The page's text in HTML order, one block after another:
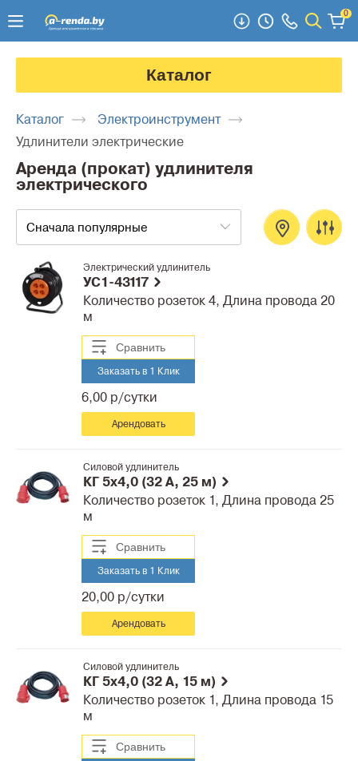
0
Каталог
Каталог
Электроинструмент
Удлинители электрические
Аренда (прокат) удлинителя
электрического
Сначала популярные
Электрический удлинитель
УС1-43117
Количество розеток 4, Длина провода 20
м
Арендовать
6,00 р/сутки
Заказать в 1 Клик
Сравнить
Силовой удлинитель
КГ 5x4,0 (32 A, 25 м)
Количество розеток 1, Длина провода 25
м
Арендовать
20,00 р/сутки
Заказать в 1 Клик
Сравнить
Силовой удлинитель
КГ 5x4,0 (32 A, 15 м)
Количество розеток 1, Длина провода 15
м
Сравнить